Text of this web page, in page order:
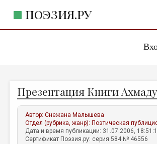
ПОЭЗИЯ.РУ
ЖАНРЫ
АВТОРЫ
КОММЕНТАРИИ
Презентация Книги
Автор:Снежана Малышева
Отдел (рубрика, жанр): Поэтическая
Дата и время публикации: 31.07.2006,
Сертификат Поэзия.ру: серия 584 № 46556